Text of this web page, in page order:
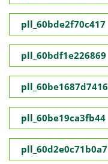
pll_60bde2f70c417
pll_60bdf1e226869
pll_60be1687d7416
pll_60be19ca3fb44
pll_60d2e0c71b0a7